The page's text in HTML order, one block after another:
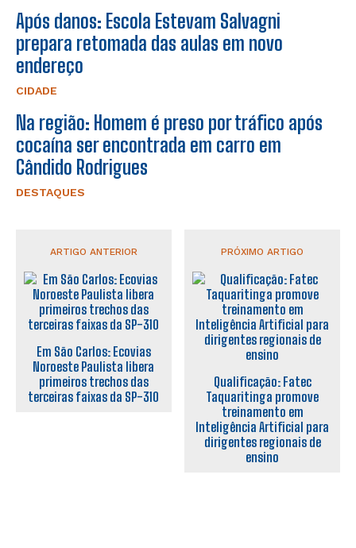
Após danos: Escola Estevam Salvagni
prepara retomada das aulas em novo
endereço
CIDADE
Na região: Homem é preso por tráfico após
cocaína ser encontrada em carro em
Cândido Rodrigues
DESTAQUES
ARTIGO ANTERIOR
Em São Carlos: Ecovias
Noroeste Paulista libera
primeiros trechos das
terceiras faixas da SP-310
PRÓXIMO ARTIGO
Qualificação: Fatec
Taquaritinga promove
treinamento em
Inteligência Artificial para
dirigentes regionais de
ensino